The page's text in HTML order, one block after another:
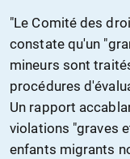
"Le Comité des
constate qu'un
mineurs sont
procédures
Un rapport
violations "graves
enfants migrants